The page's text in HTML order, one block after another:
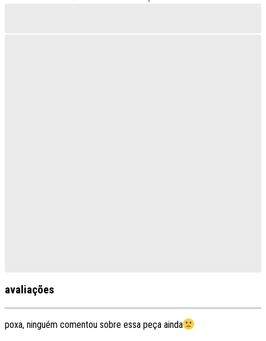
avaliações
poxa, ninguém comentou sobre essa peça ainda